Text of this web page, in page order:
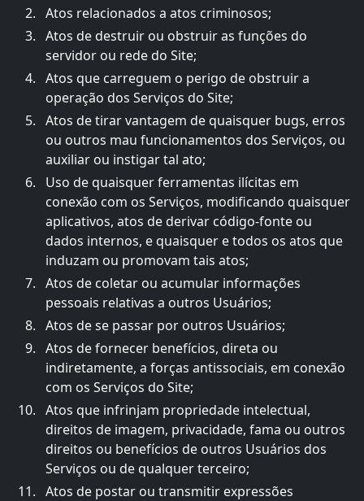
Atos relacionados a atos criminosos;
Atos de destruir ou obstruir as funções do
servidor ou rede do Site;
Atos que carreguem o perigo de obstruir a
operação dos Serviços do Site;
Atos de tirar vantagem de quaisquer bugs, erros
ou outros mau funcionamentos dos Serviços, ou
auxiliar ou instigar tal ato;
Uso de quaisquer ferramentas ilícitas em
conexão com os Serviços, modificando quaisquer
aplicativos, atos de derivar código-fonte ou
dados internos, e quaisquer e todos os atos que
induzam ou promovam tais atos;
Atos de coletar ou acumular informações
pessoais relativas a outros Usuários;
Atos de se passar por outros Usuários;
Atos de fornecer benefícios, direta ou
indiretamente, a forças antissociais, em conexão
com os Serviços do Site;
Atos que infrinjam propriedade intelectual,
direitos de imagem, privacidade, fama ou outros
direitos ou benefícios de outros Usuários dos
Serviços ou de qualquer terceiro;
Atos de postar ou transmitir expressões